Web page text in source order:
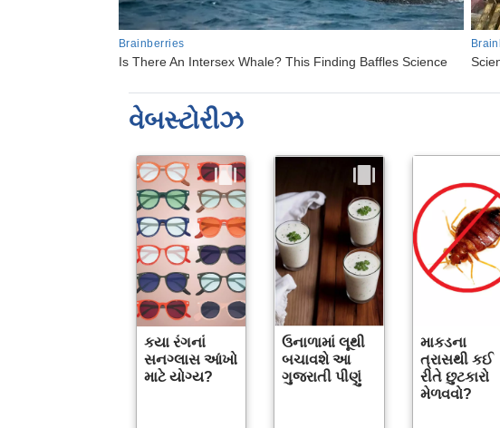
વેબસ્ટોરીઝ
કયા રંગનાં
સનગ્લાસ આંખો
માટે યોગ્ય?
ઉનાળામાં લૂથી
બચાવશે આ
ગુજરાતી પીણું
માકડના
ત્રાસથી કઈ
રીતે છુટકારો
મેળવવો?